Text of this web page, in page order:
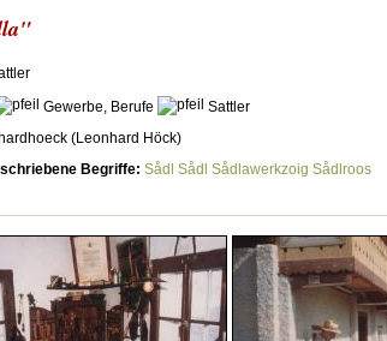
Gewerbe, Berufe
Sattler
(Leonhard Höck)
Begriffe: Sådl Sådl Sådlawerkzoig Sådlroos